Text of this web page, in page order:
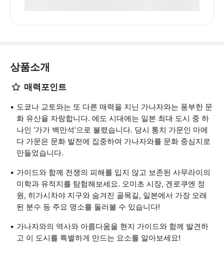
상품소개
매력포인트
도쿄나 교토와는 또 다른 매력을 지닌 가나자와는 풍부한 문
화 유산을 자랑합니다. 에도 시대에는 일본 최대 도시 중 하
나인 ‘가가 백만석’으로 불렸습니다. 당시 통치 가문인 마에
다 가문은 문화 발전에 집중하여 가나자와를 문화 중심지로
만들었습니다.
가이드와 함께 전쟁의 피해를 입지 않고 보존된 사무라이의
미학과 유적지를 탐험해보세요. 오미초 시장, 겐로쿠엔 정
원, 히가시차야 지구와 숨겨진 골목길, 일본에서 가장 오래
된 분수 등 주요 명소를 둘러볼 수 있습니다!
가나자와의 역사와 아름다움을 현지 가이드와 함께 발견하
고 이 도시를 특별하게 만드는 요소를 알아보세요!